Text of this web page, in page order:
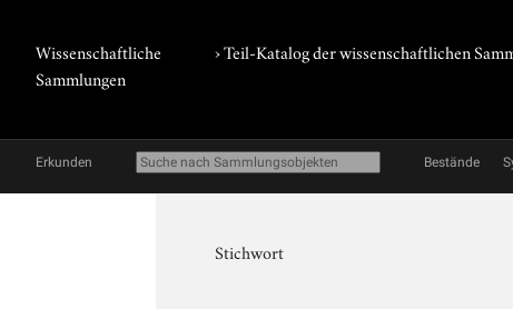
Wissenschaftliche
Sammlungen
› Teil-Katalog der wissenschaftlichen
Erkunden Bestände
Stichwort